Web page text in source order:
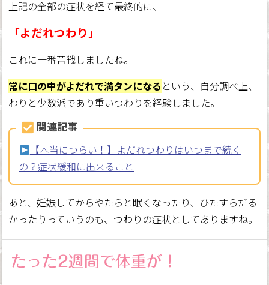
上記の全部の症状を経て最終的に、
「よだれつわり」
これに一番苦戦しましたね。
常に口の中がよだれで満タンになる という、自分調べ上、
わりと少数派であり重いつわりを経験しました。
関連記事
【本当につらい！】よだれつわりはいつまで続く
の？症状緩和に出来ること
あと、妊娠してからやたらと眠くなったり、ひたすらだる
かったりっていうのも、つわりの症状としてありますね。
たった2週間で体重が！